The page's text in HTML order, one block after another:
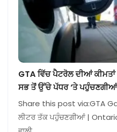
GTA ਵਿੱਚ ਪੈਟਰੋਲ ਦੀਆਂ ਕੀਮਤਾਂ
ਸਭ ਤੋਂ ਉੱਚੇ ਪੱਧਰ ‘ਤੇ
Share this post via:GTA
ਲੀਟਰ ਤੱਕ ਪਹੁੰਚਣਗੀਆਂ |